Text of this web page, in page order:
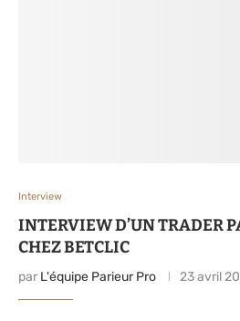
Interview
INTERVIEW D’UN TRADER
CHEZ BETCLIC
par L'équipe Parieur Pro 23 avril